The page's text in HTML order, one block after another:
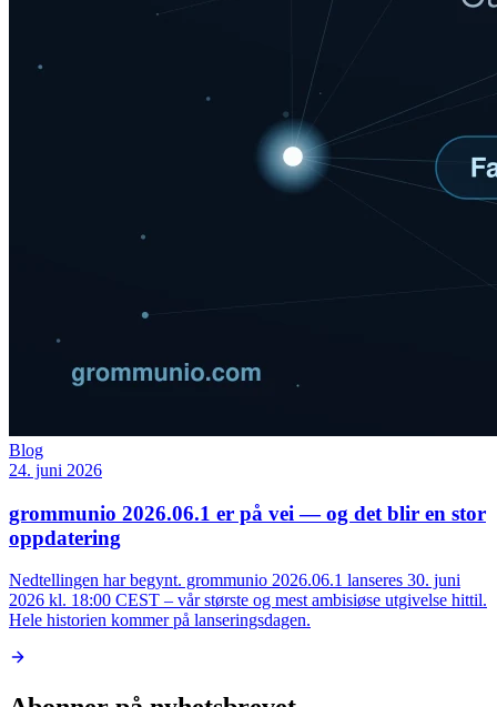
Blog
24. juni 2026
grommunio 2026.06.1 er på vei — og det blir en stor
oppdatering
Nedtellingen har begynt. grommunio 2026.06.1 lanseres 30. juni
2026 kl. 18:00 CEST – vår største og mest ambisiøse utgivelse hittil.
Hele historien kommer på lanseringsdagen.